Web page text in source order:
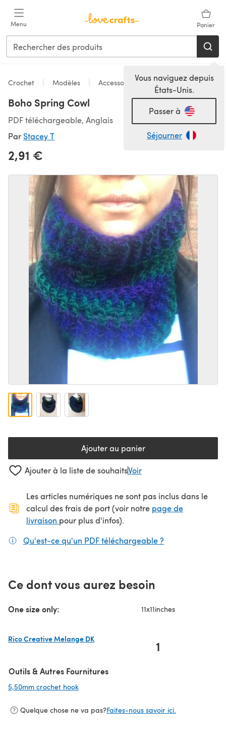
Menu Panier
Vous naviguez depuis
États-Unis.
Passer à
Séjourner
Crochet Modèles Accessoires
Boho Spring Cowl
PDF téléchargeable, Anglais
Par Stacey T
2,91 €
Ajouter au panier
Ajouter à la liste de souhaitsVoir
Les articles numériques ne sont pas inclus dans le
calcul des frais de port (voir notre page de
livraison (s'ouvre dans un nouvel onglet)
pour plus d'infos).
Qu'est-ce qu'un PDF téléchargeable ?
Ce dont vous aurez besoin
One size only: 11x11inches
Rico Creative Melange DK
1
Outils & Autres Fournitures
5,50mm crochet hook
Quelque chose ne va pas?Faites-nous savoir ici.